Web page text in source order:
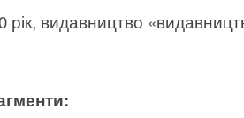
рік, видавництво